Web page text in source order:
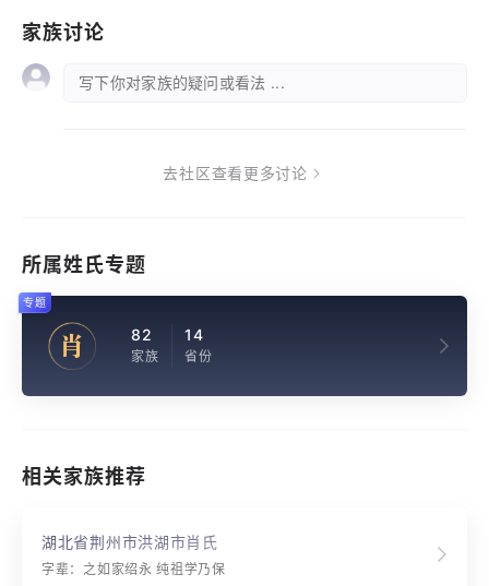
家族讨论
写下你对家族的疑问或看法 ...
去社区查看更多讨论
所属姓氏专题
肖 82
家族
14
省份
专题
相关家族推荐
湖北省荆州市洪湖市肖氏
字辈：之如家绍永 纯祖学乃保